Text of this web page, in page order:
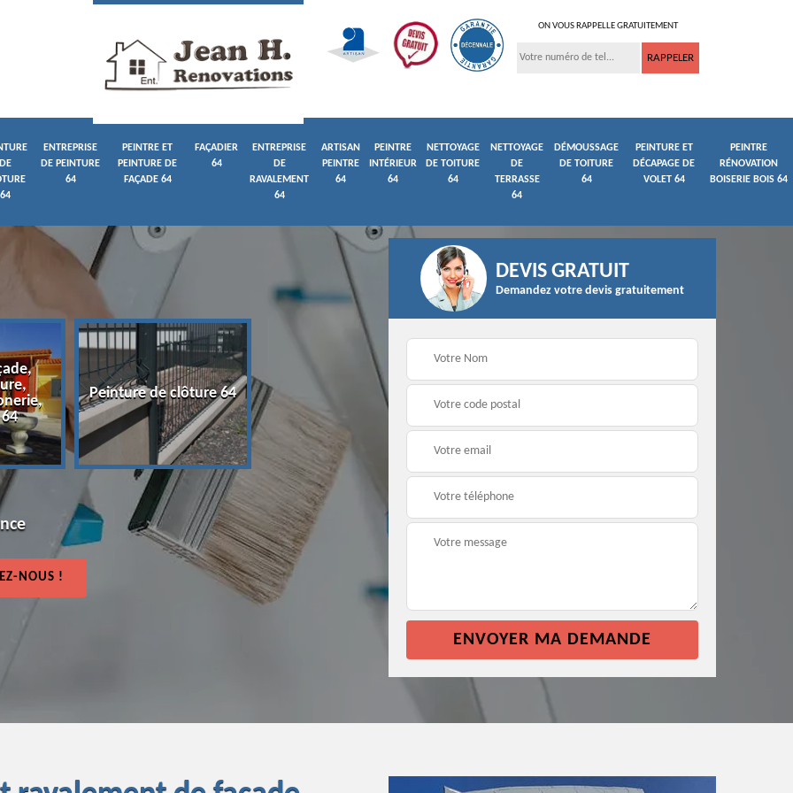
ON VOUS RAPPELLE GRATUITEMENT
DE
64
ENTREPRISE
DE PEINTURE
64
PEINTRE ET
PEINTURE DE
FAÇADE 64
FAÇADIER
64
ENTREPRISE
DE
RAVALEMENT
64
ARTISAN
PEINTRE
64
PEINTRE
INTÉRIEUR
64
NETTOYAGE
DE TOITURE
64
NETTOYAGE
DE
TERRASSE
64
DÉMOUSSAGE
DE TOITURE
64
PEINTURE ET
DÉCAPAGE DE
VOLET 64
PEINTRE
RÉNOVATION
BOISERIE BOIS 64
Peinture de clôture 64
Entreprise de peinture
Peintre et peinture de
façade 64
Façadier 64
NOUS !
DEVIS GRATUIT
Demandez votre devis gratuitement